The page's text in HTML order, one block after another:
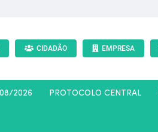
CIDADÃO EMPRESA
2026 PROTOCOLO CENTRAL